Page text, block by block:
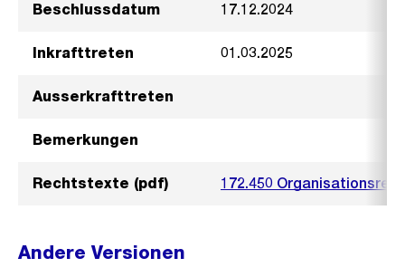
Beschlussdatum 17.12.2024
Inkrafttreten 01.03.2025
Ausserkrafttreten
Bemerkungen
Rechtstexte (pdf) 172.450
Andere Versionen